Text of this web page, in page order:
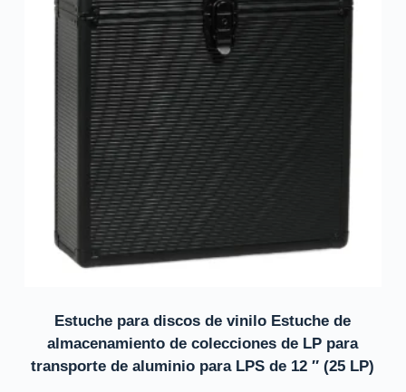
Estuche para discos de vinilo Estuche de
almacenamiento de colecciones de LP para
transporte de aluminio para LPS de 12 ″ (25 LP)